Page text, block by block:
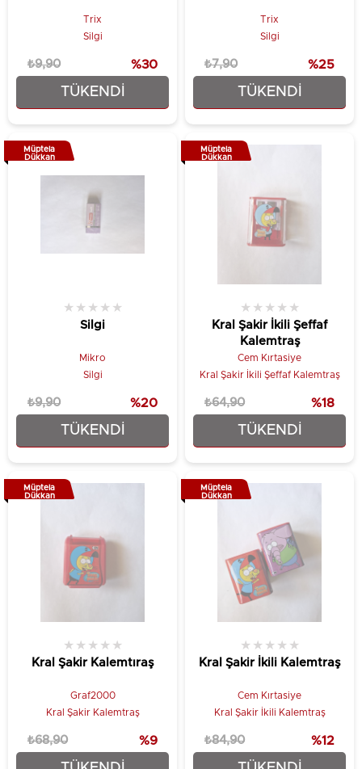
TÜKENDI
Trix
Silgi
₺6,90
₺9,90 %30
TÜKENDI
Trix
Silgi
₺5,90
₺7,90 %25
TÜKENDI
Silgi
★ ★ ★ ★ ★
Mikro
Silgi
₺7,90
₺9,90 %20
Müptela
Dükkan
TÜKENDI
Kral Şakir İkili Şeffaf
Kalemtraş
★ ★ ★ ★ ★
Cem Kırtasiye
Kral Şakir İkili Şeffaf Kalemtraş
₺52,90
₺64,90 %18
Müptela
Dükkan
Kral Şakir Kalemtıraş
★ ★ ★ ★ ★
Graf2000
Kral Şakir Kalemtraş
₺68,90 %9
Müptela
Dükkan
Kral Şakir İkili Kalemtraş
★ ★ ★ ★ ★
Cem Kırtasiye
Kral Şakir İkili Kalemtraş
₺84,90 %12
Müptela
Dükkan